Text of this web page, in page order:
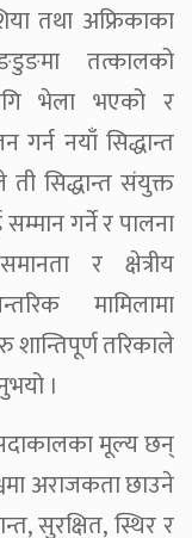
तथा अफ्रिकाका
तत्कालको
भेला भएको र
नयाँ सिद्धान्त
सिद्धान्त संयुक्त
सम्मान गर्ने र पालना
र क्षेत्रीय
मामिलामा
शान्तिपूर्ण तरिकाले
।
सदाकालका मूल्य छन्
अराजकता छाउने
सुरक्षित, स्थिर र